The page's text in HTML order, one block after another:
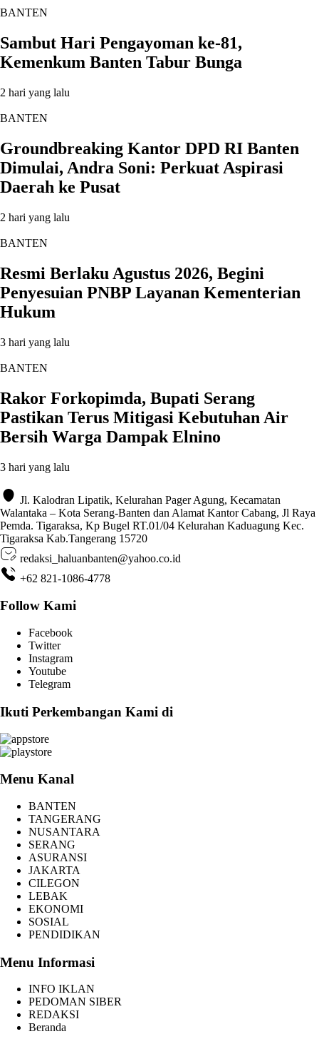
BANTEN
Sambut Hari Pengayoman ke-81,
Kemenkum Banten Tabur Bunga
2 hari yang lalu
BANTEN
Groundbreaking Kantor DPD RI Banten
Dimulai, Andra Soni: Perkuat Aspirasi
Daerah ke Pusat
2 hari yang lalu
BANTEN
Resmi Berlaku Agustus 2026, Begini
Penyesuian PNBP Layanan Kementerian
Hukum
3 hari yang lalu
BANTEN
Rakor Forkopimda, Bupati Serang
Pastikan Terus Mitigasi Kebutuhan Air
Bersih Warga Dampak Elnino
3 hari yang lalu
Jl. Kalodran Lipatik, Kelurahan Pager Agung, Kecamatan
Walantaka – Kota Serang-Banten dan Alamat Kantor Cabang, Jl Raya
Pemda. Tigaraksa, Kp Bugel RT.01/04 Kelurahan Kaduagung Kec.
Tigaraksa Kab.Tangerang 15720
redaksi_haluanbanten@yahoo.co.id
+62 821-1086-4778
Follow Kami
Facebook
Twitter
Instagram
Youtube
Telegram
Ikuti Perkembangan Kami di
Menu Kanal
BANTEN
TANGERANG
NUSANTARA
SERANG
ASURANSI
JAKARTA
CILEGON
LEBAK
EKONOMI
SOSIAL
PENDIDIKAN
Menu Informasi
INFO IKLAN
PEDOMAN SIBER
REDAKSI
Beranda